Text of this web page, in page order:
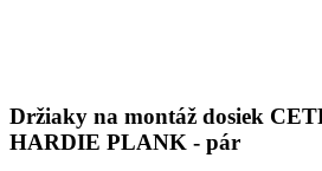
Držiaky na montáž dosiek
HARDIE PLANK - pár